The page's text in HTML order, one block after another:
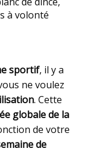
à volonté
sportif, il y a
ne voulez
. Cette
globale de la
de votre
de